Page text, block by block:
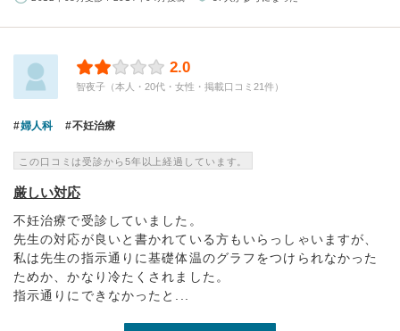
2.0
智夜子（本人・20代・女性・掲載口コミ21件）
婦人科 不妊治療
この口コミは受診から5年以上経過しています。
厳しい対応
不妊治療で受診していました。
先生の対応が良いと書かれている方もいらっしゃいますが、
私は先生の指示通りに基礎体温のグラフをつけられなかった
ためか、かなり冷たくされました。
指示通りにできなかったと...